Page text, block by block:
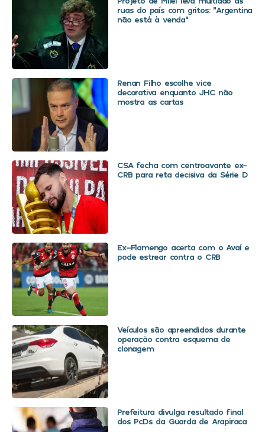
ruas do país com gritos: “Argentina
não está à venda”
Renan Filho escolhe vice
decorativa enquanto JHC não
mostra as cartas
CSA fecha com centroavante ex-
CRB para reta decisiva da Série D
Ex-Flamengo acerta com o Avaí e
pode estrear contra o CRB
Veículos são apreendidos durante
operação contra esquema de
clonagem
Prefeitura divulga resultado final
dos PcDs da Guarda de Arapiraca